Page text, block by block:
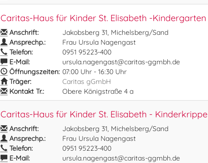
Caritas-Haus für Kinder St. Elisabeth -Kindergarten
Anschrift:
Jakobsberg 31, Michelsberg/Sand
Ansprechp.:
Frau Ursula Nagengast
Telefon:
0951 95223-400
E-Mail:
ursula.nagengast@caritas-ggmbh.de
Öffnungszeiten: 07:00 Uhr - 16:30 Uhr
Träger:
Caritas gGmbH
Kontakt Tr.:
Obere Königstraße 4 a
Caritas-Haus für Kinder St. Elisabeth - Kinderkrippe
Anschrift:
Jakobsberg 31, Michelsberg/Sand
Ansprechp.:
Frau Ursula Nagengast
Telefon:
0951 95223-400
E-Mail:
ursula.nagengast@caritas-ggmbh.de